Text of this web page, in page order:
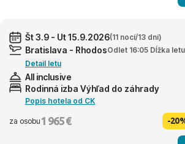
Št 3.9 - Ut 15.9.2026(11 nocí/13 dní)
Bratislava - RhodosOdlet 16:05 Dĺžka
Detail letu
All inclusive
Rodinná izba Výhľad do záhrady
Popis hotela od CK
za osobu 1 965 € -